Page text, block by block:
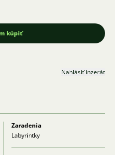
kúpiť
Nahlásiť inzerát
Zaradenia
Labyrintky